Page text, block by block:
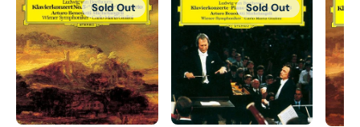
Sold Out Sold Out